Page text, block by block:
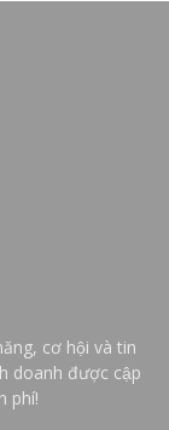
cơ hội và tin
doanh được cập
phí!